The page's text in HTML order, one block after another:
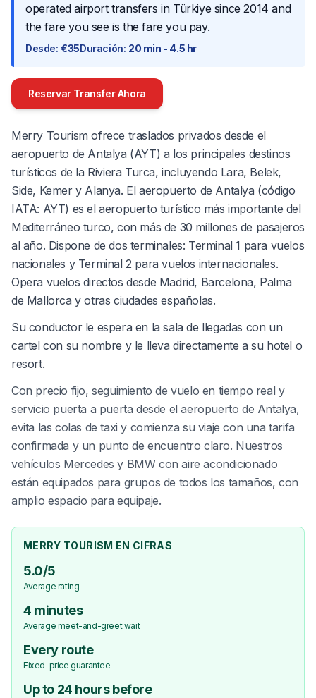
operated airport transfers in Türkiye since 2014 and
the fare you see is the fare you pay.
Desde: €35Duración: 20 min - 4.5 hr
Reservar Transfer Ahora
Merry Tourism ofrece traslados privados desde el
aeropuerto de Antalya (AYT) a los principales destinos
turísticos de la Riviera Turca, incluyendo Lara, Belek,
Side, Kemer y Alanya. El aeropuerto de Antalya (código
IATA: AYT) es el aeropuerto turístico más importante del
Mediterráneo turco, con más de 30 millones de pasajeros
al año. Dispone de dos terminales: Terminal 1 para vuelos
nacionales y Terminal 2 para vuelos internacionales.
Opera vuelos directos desde Madrid, Barcelona, Palma
de Mallorca y otras ciudades españolas.
Su conductor le espera en la sala de llegadas con un
cartel con su nombre y le lleva directamente a su hotel o
resort.
Con precio fijo, seguimiento de vuelo en tiempo real y
servicio puerta a puerta desde el aeropuerto de Antalya,
evita las colas de taxi y comienza su viaje con una tarifa
confirmada y un punto de encuentro claro. Nuestros
vehículos Mercedes y BMW con aire acondicionado
están equipados para grupos de todos los tamaños, con
amplio espacio para equipaje.
MERRY TOURISM EN CIFRAS
5.0/5
Average rating
4 minutes
Average meet-and-greet wait
Every route
Fixed-price guarantee
Up to 24 hours before